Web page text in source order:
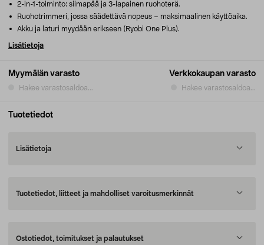
Myymälän varasto
Hakee varastosaldoa...
Verkkokaupan varasto
Hakee varastosaldoa...
2-in-1-toiminto: siimapää ja 3-lapainen ruohoterä.
Ruohotrimmeri, jossa säädettävä nopeus – maksimaalinen käyttöaika.
Akku ja laturi myydään erikseen (Ryobi One Plus).
Lisätietoja
Tuotetiedot
Lisätietoja
Tuotetiedot, liitteet ja mahdolliset varoitusmerkinnät
Ostotiedot, toimitukset ja palautukset